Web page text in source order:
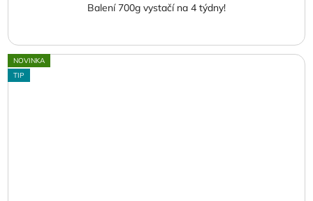
Balení 700g vystačí na 4 týdny!
NOVINKA
TIP